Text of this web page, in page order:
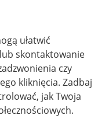
ułatwić
skontaktowanie
czy
kliknięcia. Zadbaj
jak Twoja